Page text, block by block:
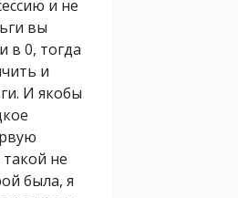
и не
вы
в 0, тогда
и
И якобы
не
была, я